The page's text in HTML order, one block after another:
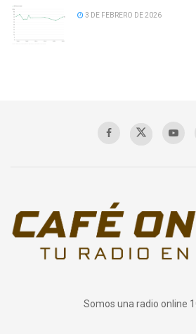
3 DE FEBRERO DE 2026
Somos una radio online